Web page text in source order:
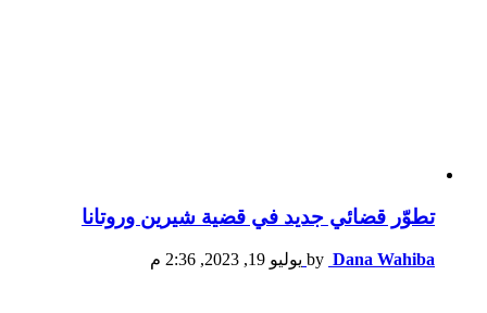
تطوّر قضائي جديد في قضية شيرين وروتانا
by Dana Wahiba يوليو 19, 2023, 2:36 م